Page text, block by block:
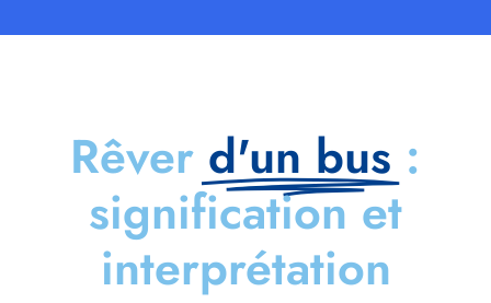
Rêver d'un bus :
signification et
interprétation